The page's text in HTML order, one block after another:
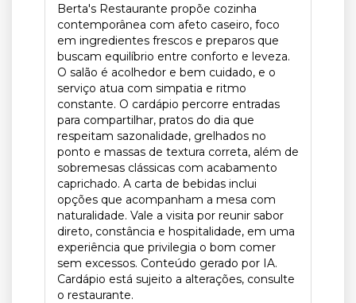
Berta's Restaurante propõe cozinha
contemporânea com afeto caseiro, foco
em ingredientes frescos e preparos que
buscam equilíbrio entre conforto e leveza.
O salão é acolhedor e bem cuidado, e o
serviço atua com simpatia e ritmo
constante. O cardápio percorre entradas
para compartilhar, pratos do dia que
respeitam sazonalidade, grelhados no
ponto e massas de textura correta, além de
sobremesas clássicas com acabamento
caprichado. A carta de bebidas inclui
opções que acompanham a mesa com
naturalidade. Vale a visita por reunir sabor
direto, constância e hospitalidade, em uma
experiência que privilegia o bom comer
sem excessos. Conteúdo gerado por IA.
Cardápio está sujeito a alterações, consulte
o restaurante.